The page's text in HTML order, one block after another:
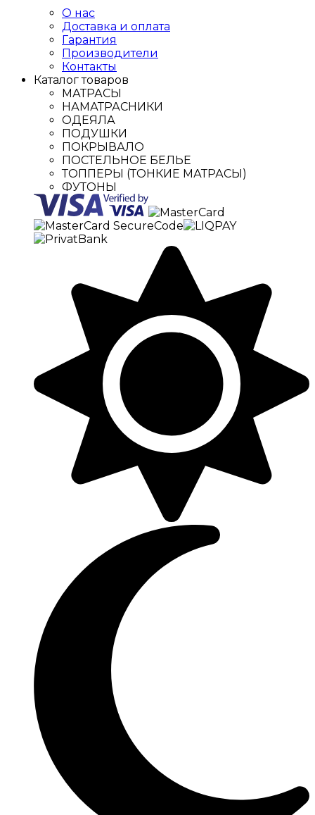
О нас
Доставка и оплата
Гарантия
Производители
Контакты
Каталог товаров
МАТРАСЫ
НАМАТРАСНИКИ
ОДЕЯЛА
ПОДУШКИ
ПОКРЫВАЛО
ПОСТЕЛЬНОЕ БЕЛЬЕ
ТОППЕРЫ (ТОНКИЕ МАТРАСЫ)
ФУТОНЫ